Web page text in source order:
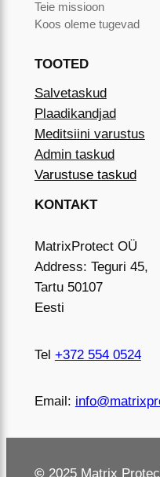
Teie missioon
Koos oleme tugevad
TOOTED
Salvetaskud
Plaadikandjad
Meditsiini varustus
Admin taskud
Varustuse taskud
KONTAKT
MatrixProtect OÜ
Address: Teguri 45,
Tartu 50107
Eesti
Tel +372 554 0524
Email:
©2025 Matrix